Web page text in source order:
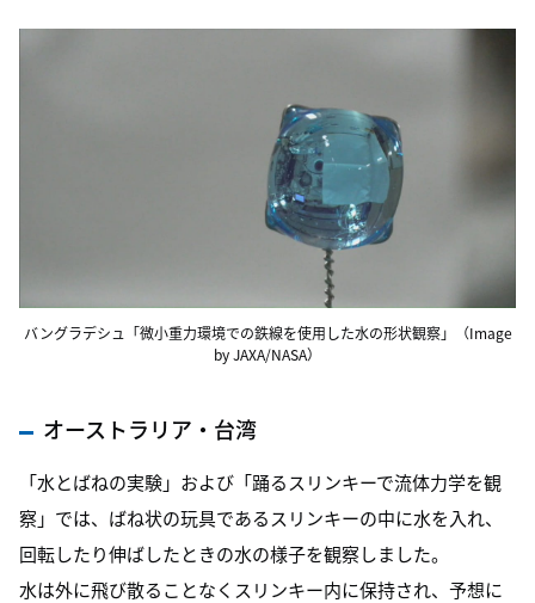
バングラデシュ「微小重力環境での鉄線を使用した水の形状観察」（Image
by JAXA/NASA）
オーストラリア・台湾
「水とばねの実験」および「踊るスリンキーで流体力学を観
察」では、ばね状の玩具であるスリンキーの中に水を入れ、
回転したり伸ばしたときの水の様子を観察しました。
水は外に飛び散ることなくスリンキー内に保持され、予想に